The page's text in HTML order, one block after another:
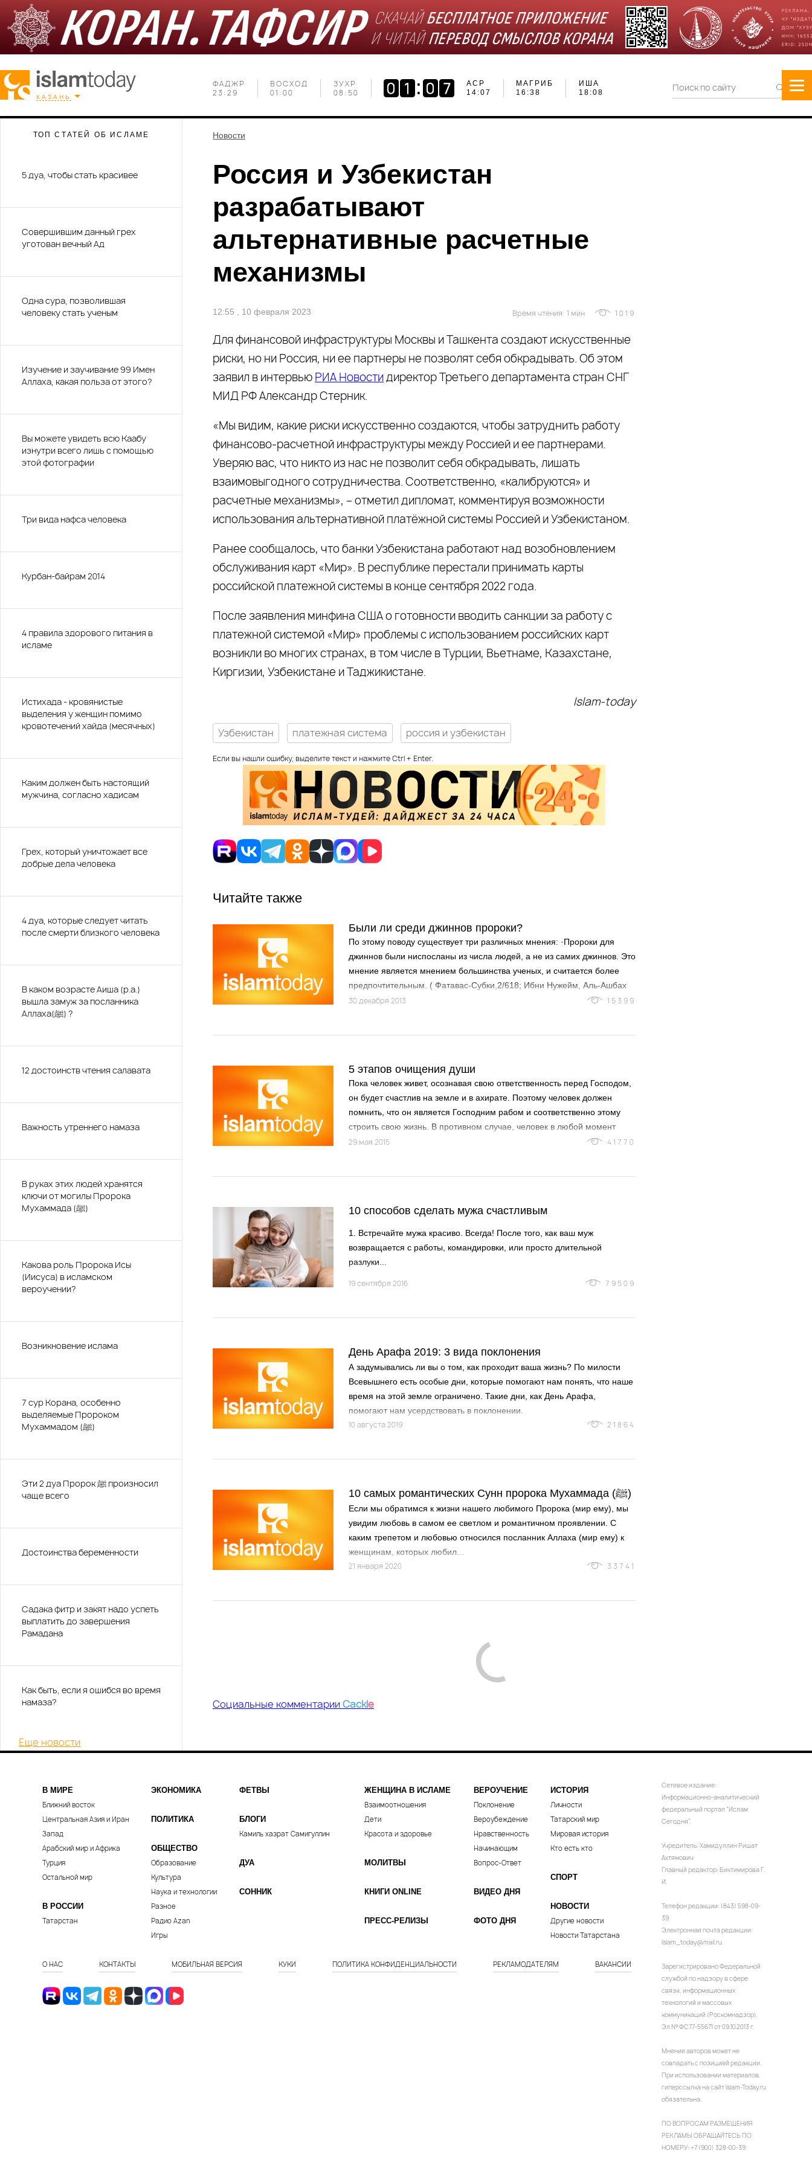
КАЗАНЬ
ФАДЖР
23:29
ВОСХОД
01:00
ЗУХР
08:50
АСР
14:07
МАГРИБ
16:38
ИША
18:08
ТОП СТАТЕЙ ОБ ИСЛАМЕ
5 дуа, чтобы стать красивее
Совершившим данный грех
уготован вечный Ад
Одна сура, позволившая
человеку стать ученым
Изучение и заучивание 99 Имен
Аллаха, какая польза от этого?
Вы можете увидеть всю Каабу
изнутри всего лишь с помощью
этой фотографии
Три вида нафса человека
Курбан-байрам 2014
4 правила здорового питания в
исламе
Истихада - кровянистые
выделения у женщин помимо
кровотечений хайда (месячных)
Каким должен быть настоящий
мужчина, согласно хадисам
Грех, который уничтожает все
добрые дела человека
4 дуа, которые следует читать
после смерти близкого человека
В каком возрасте Аиша (р.а.)
вышла замуж за посланника
Аллаха(ﷺ) ?
12 достоинств чтения салавата
Важность утреннего намаза
В руках этих людей хранятся
ключи от могилы Пророка
Мухаммада (ﷺ)
Какова роль Пророка Исы
(Иисуса) в исламском
вероучении?
Возникновение ислама
7 сур Корана, особенно
выделяемые Пророком
Мухаммадом (ﷺ)
Эти 2 дуа Пророк ﷺ произносил
чаще всего
Достоинства беременности
Садака фитр и закят надо успеть
выплатить до завершения
Рамадана
Как быть, если я ошибся во время
намаза?
Еще новости
Новости
Россия и Узбекистан
разрабатывают
альтернативные расчетные
механизмы
12:55 , 10 февраля 2023 Время чтения: 1 мин 1019
Для финансовой инфраструктуры Москвы и Ташкента создают искусственные
риски, но ни Россия, ни ее партнеры не позволят себя обкрадывать. Об этом
заявил в интервью РИА Новостидиректор Третьего департамента стран СНГ
МИД РФ Александр Стерник.
«Мы видим, какие риски искусственно создаются, чтобы затруднить работу
финансово-расчетной инфраструктуры между Россией и ее партнерами.
Уверяю вас, что никто из нас не позволит себя обкрадывать, лишать
взаимовыгодного сотрудничества. Соответственно, «калибруются» и
расчетные механизмы», – отметил дипломат, комментируя возможности
использования альтернативной платёжной системы Россией и Узбекистаном.
Ранее сообщалось, что банки Узбекистана работают над возобновлением
обслуживания карт «Мир». В республике перестали принимать карты
российской платежной системы в конце сентября 2022 года.
После заявления минфина США о готовности вводить санкции за работу с
платежной системой «Мир» проблемы с использованием российских карт
возникли во многих странах, в том числе в Турции, Вьетнаме, Казахстане,
Киргизии, Узбекистане и Таджикистане.
Islam-today
Узбекистан платежная система россия и узбекистан
Если вы нашли ошибку, выделите текст и нажмите Ctrl + Enter.
Читайте также
Были ли среди джиннов пророки?
По этому поводу существует три различных мнения: ·Пророки для
джиннов были ниспосланы из числа людей, а не из самих джиннов. Это
мнение является мнением большинства ученых, и считается более
предпочтительным. ( Фатавас-Субки,2/618; Ибни Нужейм, Аль-Ашбах
ван-назаир, 2/330; Тафсиру Разый, 13/195; Ибни Хажер Аль-Хайтами,
Табари, 26/31; Фетвас-Субки, 2/618).
30 декабря 2013 15399
5 этапов очищения души
Пока человек живет, осознавая свою ответственность перед Господом,
он будет счастлив на земле и в ахирате. Поэтому человек должен
помнить, что он является Господним рабом и соответственно этому
строить свою жизнь. В противном случае, человек в любой момент
может отклониться от цели своего сотворения, так как он создан
29 мая 2015 41770
10 способов сделать мужа счастливым
1. Встречайте мужа красиво. Всегда! После того, как ваш муж
возвращается с работы, командировки, или просто длительной
разлуки...
19 сентября 2016 79509
День Арафа 2019: 3 вида поклонения
А задумывались ли вы о том, как проходит ваша жизнь? По милости
Всевышнего есть особые дни, которые помогают нам понять, что наше
время на этой земле ограничено. Такие дни, как День Арафа,
помогают нам усердствовать в поклонении.
10 августа 2019 21864
10 самых романтических Сунн пророка Мухаммада (ﷺ)
Если мы обратимся к жизни нашего любимого Пророка (мир ему), мы
увидим любовь в самом ее светлом и романтичном проявлении. С
каким трепетом и любовью относился посланник Аллаха (мир ему) к
женщинам, которых любил...
21 января 2020 33741
Социальные комментарииCackle
В МИРЕ
Ближний восток
Центральная Азия и Иран
Запад
Арабский мир и Африка
Турция
Остальной мир
В РОССИИ
Татарстан
ЭКОНОМИКА
ПОЛИТИКА
ОБЩЕСТВО
Образование
Культура
Наука и технологии
Разное
Радио Azan
Игры
ФЕТВЫ
БЛОГИ
Камиль хазрат Самигуллин
ДУА
СОННИК
ЖЕНЩИНА В ИСЛАМЕ
Взаимоотношения
Дети
Красота и здоровье
МОЛИТВЫ
КНИГИ ONLINE
ПРЕСС-РЕЛИЗЫ
ВЕРОУЧЕНИЕ
Поклонение
Вероубеждение
Нравственность
Начинающим
Вопрос-Ответ
ВИДЕО ДНЯ
ФОТО ДНЯ
ИСТОРИЯ
Личности
Татарский мир
Мировая история
Кто есть кто
СПОРТ
НОВОСТИ
Другие новости
Новости Татарстана
О НАС КОНТАКТЫ МОБИЛЬНАЯ ВЕРСИЯ КУКИ ПОЛИТИКА КОНФИДЕНЦИАЛЬНОСТИ РЕКЛАМОДАТЕЛЯМ ВАКАНСИИ
Сетевое издание:
Информационно-аналитический
федеральный портал “Ислам
Сегодня”.
Учредитель: Хамидуллин Ришат
Ахтямович
Главный редактор: Биктимирова Г.
И.
Телефон редакции: (843) 598-09-
39
Электронная почта редакции:
Islam_today@mail.ru
Зарегистрировано Федеральной
службой по надзору в сфере
связи, информационных
технологий и массовых
коммуникаций (Роскомнадзор).
Эл № ФС77-55671 от 09.10.2013 г.
Мнение авторов может не
совпадать с позицией редакции.
При использовании материалов,
гиперссылка на сайт Islam-Today.ru
обязательна.
ПО ВОПРОСАМ РАЗМЕЩЕНИЯ
РЕКЛАМЫ ОБРАЩАЙТЕСЬ ПО
НОМЕРУ: +7 (900) 328-00-39